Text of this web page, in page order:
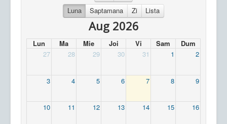
Luna Saptamana Zi Lista
Aug 2026
Lun Ma Mie Joi Vi Sam
Dum
27
28 29 30 31 1 2
3 4 5 6 7 8 9
10 11 12 13 14 15 16